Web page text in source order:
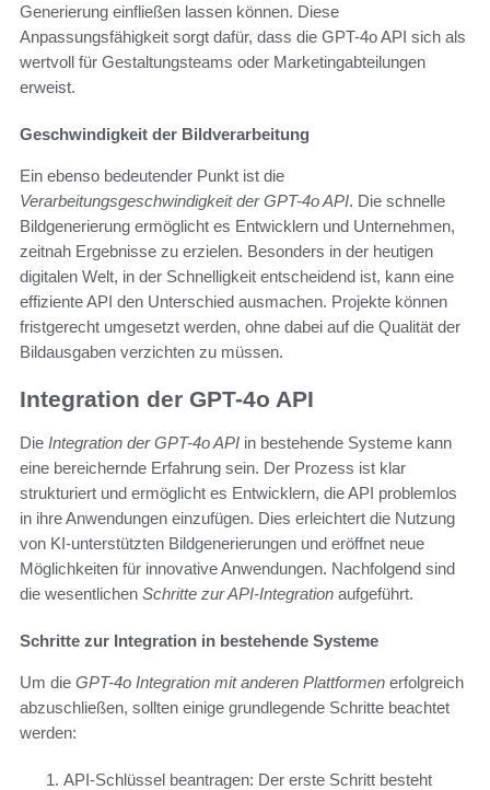
Generierung einfließen lassen können. Diese
Anpassungsfähigkeit sorgt dafür, dass die GPT-4o API sich als
wertvoll für Gestaltungsteams oder Marketingabteilungen
erweist.
Geschwindigkeit der Bildverarbeitung
Ein ebenso bedeutender Punkt ist die
Verarbeitungsgeschwindigkeit der GPT-4o API. Die schnelle
Bildgenerierung ermöglicht es Entwicklern und Unternehmen,
zeitnah Ergebnisse zu erzielen. Besonders in der heutigen
digitalen Welt, in der Schnelligkeit entscheidend ist, kann eine
effiziente API den Unterschied ausmachen. Projekte können
fristgerecht umgesetzt werden, ohne dabei auf die Qualität der
Bildausgaben verzichten zu müssen.
Integration der GPT-4o API
Die Integration der GPT-4o API in bestehende Systeme kann
eine bereichernde Erfahrung sein. Der Prozess ist klar
strukturiert und ermöglicht es Entwicklern, die API problemlos
in ihre Anwendungen einzufügen. Dies erleichtert die Nutzung
von KI-unterstützten Bildgenerierungen und eröffnet neue
Möglichkeiten für innovative Anwendungen. Nachfolgend sind
die wesentlichen Schritte zur API-Integration aufgeführt.
Schritte zur Integration in bestehende Systeme
Um die GPT-4o Integration mit anderen Plattformen erfolgreich
abzuschließen, sollten einige grundlegende Schritte beachtet
werden:
API-Schlüssel beantragen: Der erste Schritt besteht